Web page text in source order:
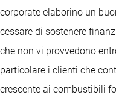
corporate elaborino un
cessare di sostenere
che non vi provvedono
particolare i clienti che
crescente ai combustibili